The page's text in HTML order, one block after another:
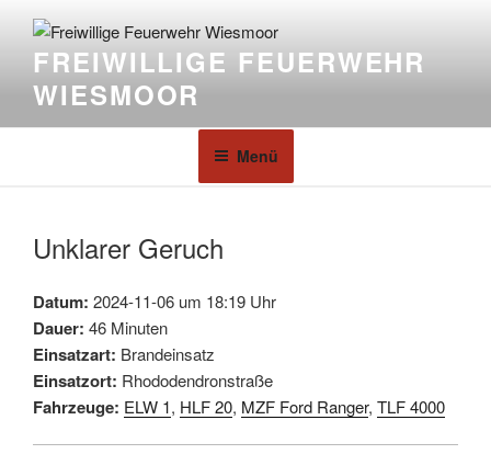
FREIWILLIGE FEUERWEHR
WIESMOOR
Menü
Unklarer Geruch
Datum: 2024-11-06 um 18:19 Uhr
Dauer: 46 Minuten
Einsatzart: Brandeinsatz
Einsatzort: Rhododendronstraße
Fahrzeuge: ELW 1, HLF 20, MZF Ford Ranger, TLF 4000